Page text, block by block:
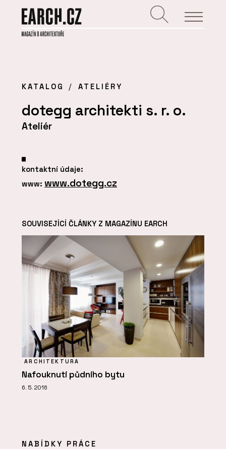
KATALOG ATELIÉRY
dotegg architekti s. r. o.
Ateliér
kontaktní údaje:
www: www.dotegg.cz
SOUVISEJÍCÍ ČLÁNKY Z MAGAZÍNU EARCH
ARCHITEKTURA
Nafouknutí půdního bytu
6. 5. 2016
NABÍDKY PRÁCE